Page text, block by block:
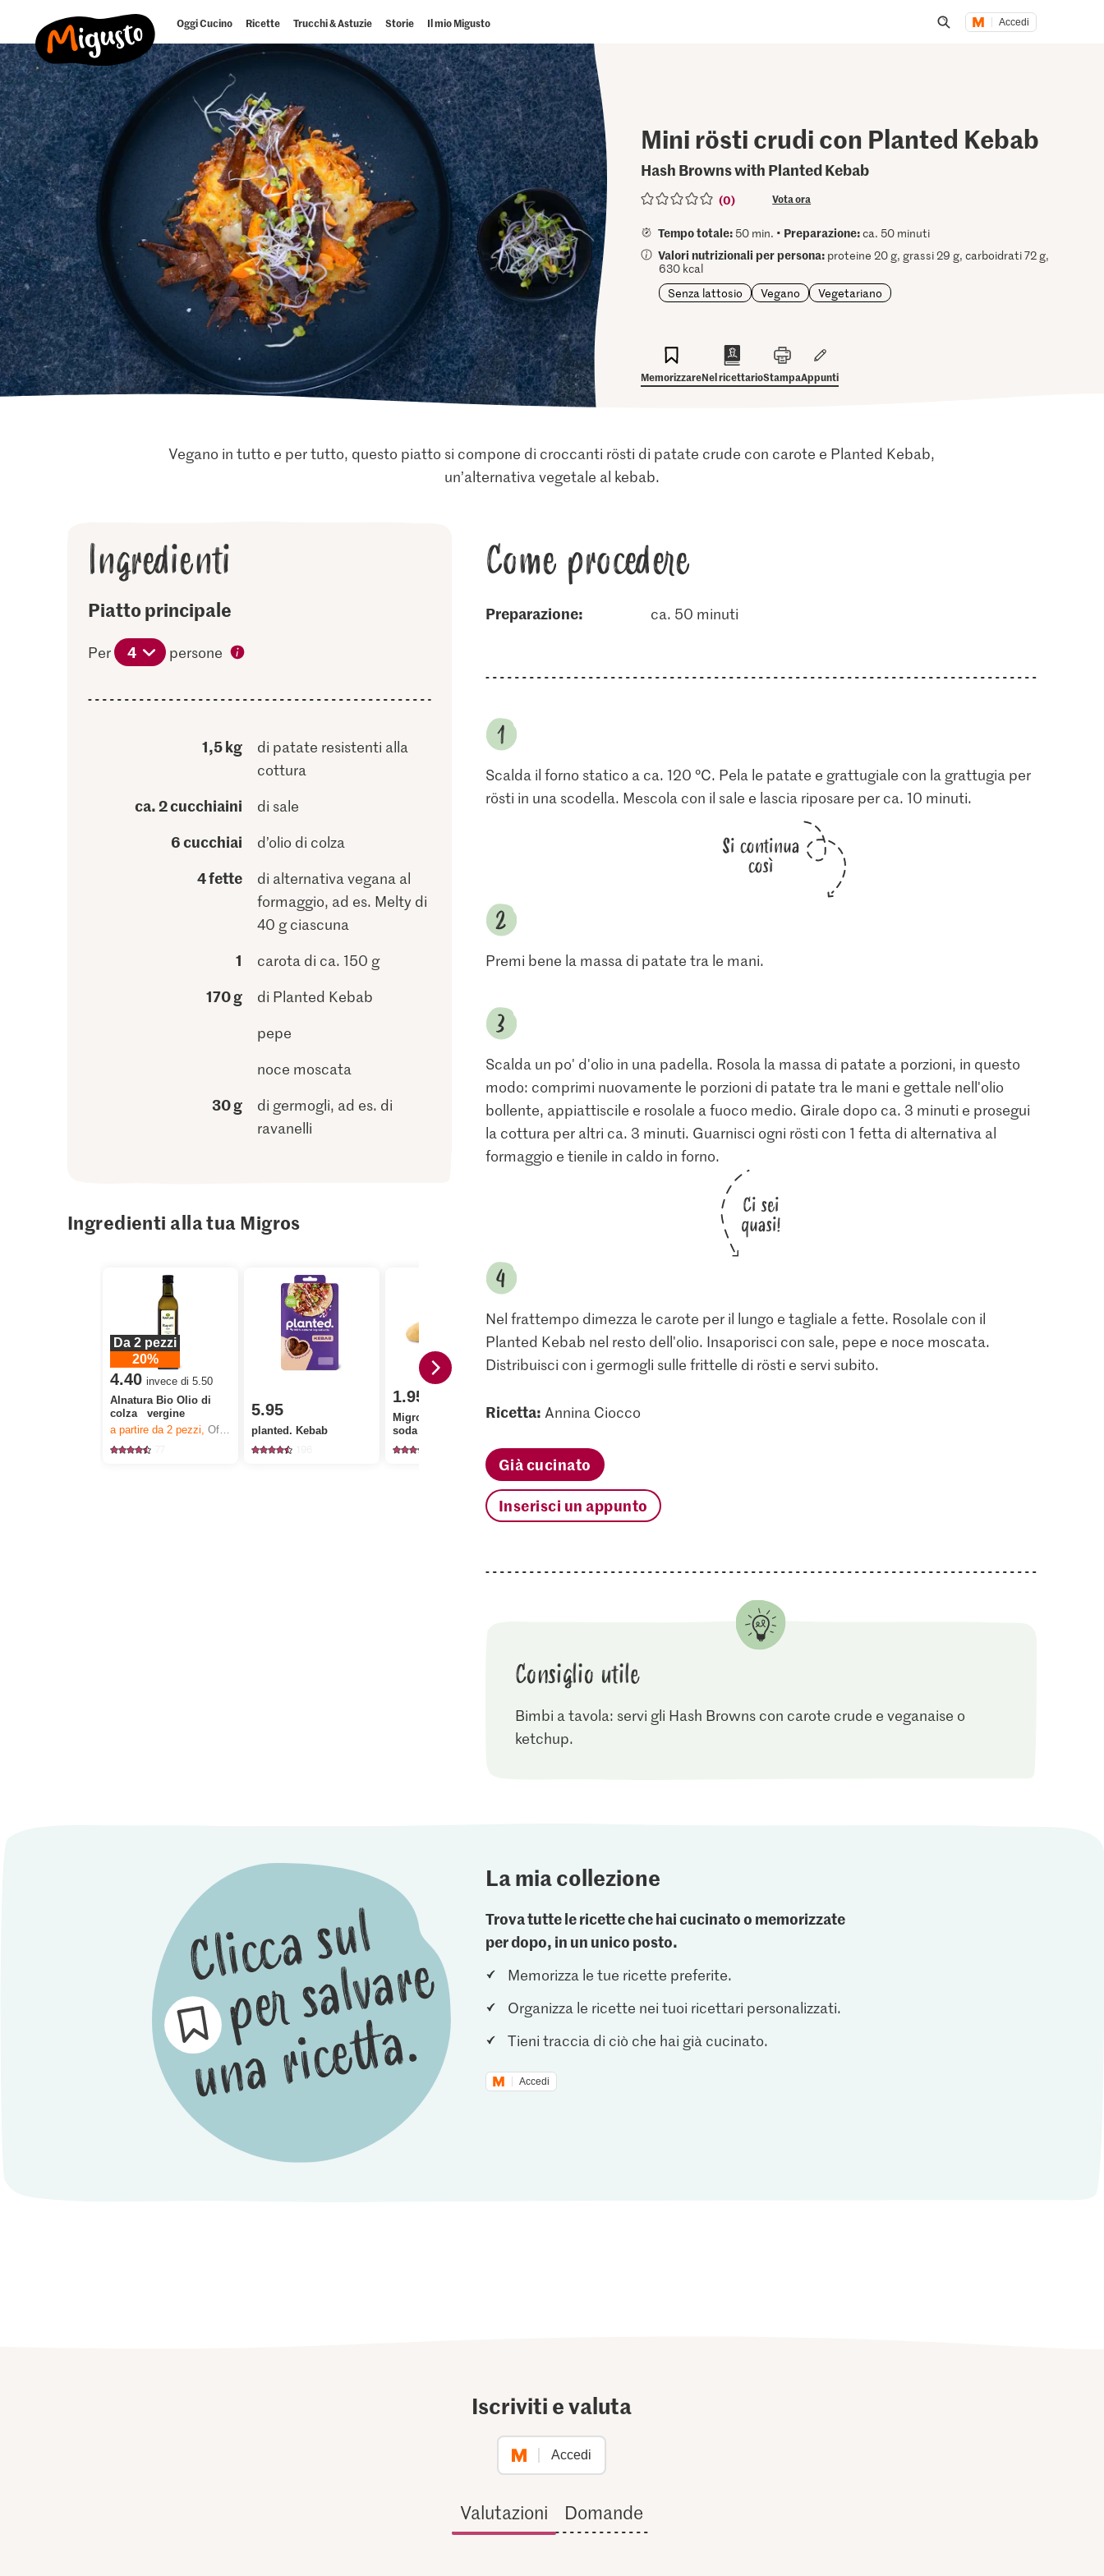
Oggi Cucino Ricette Trucchi & Astuzie Storie Il mio Migusto Accedi
Mini rösti crudi con Planted Kebab
Hash Browns with Planted Kebab
(0) Vota ora
Tempo totale: 50 min. • Preparazione:ca. 50 minuti
Valori nutrizionali per persona: proteine 20 g, grassi 29 g, carboidrati 72 g,
630 kcal
Senza lattosio
Vegano Vegetariano
MemorizzareNel ricettarioStampaAppunti
Vegano in tutto e per tutto, questo piatto si compone di croccanti rösti di patate crude con carote e Planted Kebab,
un’alternativa vegetale al kebab.
Ingredienti
Piatto principale
Per 4 persone
1,5 kg
di patate resistenti alla
cottura
ca. 2 cucchiaini di sale
6 cucchiai d’olio di colza
4 fette
di alternativa vegana al
formaggio, ad es. Melty di
40 g ciascuna
1 carota di ca. 150 g
170 g
di Planted Kebab
pepe
noce moscata
30 g
di germogli, ad es. di
ravanelli
Ingredienti alla tua Migros
Da 2 pezzi
20%
4.40 invece di 5.50
Alnatura Bio Olio di
colza vergine
a partire da 2pezzi,Offerta valida solo dal 6.8 al 12.8.2026, fino a esaurimento dello stock.
5.95
planted. Kebab
1.95
Migros Patate a pasta
soda
Bio Germogli di
23
Come procedere
Preparazione: ca. 50 minuti
Scalda il forno statico a ca. 120 °C. Pela le patate e grattugiale con la grattugia per
rösti in una scodella. Mescola con il sale e lascia riposare per ca. 10 minuti.
Si continua
così
Premi bene la massa di patate tra le mani.
Scalda un po' d'olio in una padella. Rosola la massa di patate a porzioni, in questo
modo: comprimi nuovamente le porzioni di patate tra le mani e gettale nell'olio
bollente, appiattiscile e rosolale a fuoco medio. Girale dopo ca. 3 minuti e prosegui
la cottura per altri ca. 3 minuti. Guarnisci ogni rösti con 1 fetta di alternativa al
formaggio e tienile in caldo in forno.
Ci sei
quasi!
Nel frattempo dimezza le carote per il lungo e tagliale a fette. Rosolale con il
Planted Kebab nel resto dell'olio. Insaporisci con sale, pepe e noce moscata.
Distribuisci con i germogli sulle frittelle di rösti e servi subito.
Ricetta: Annina Ciocco
Già cucinato
Inserisci un appunto
Consiglio utile
Bimbi a tavola: servi gli Hash Browns con carote crude e veganaise o
ketchup.
La mia collezione
Trova tutte le ricette che hai cucinato o memorizzate
per dopo, in un unico posto.
Memorizza le tue ricette preferite.
Organizza le ricette nei tuoi ricettari personalizzati.
Tieni traccia di ciò che hai già cucinato.
Accedi
Iscriviti e valuta
Accedi
Valutazioni Domande